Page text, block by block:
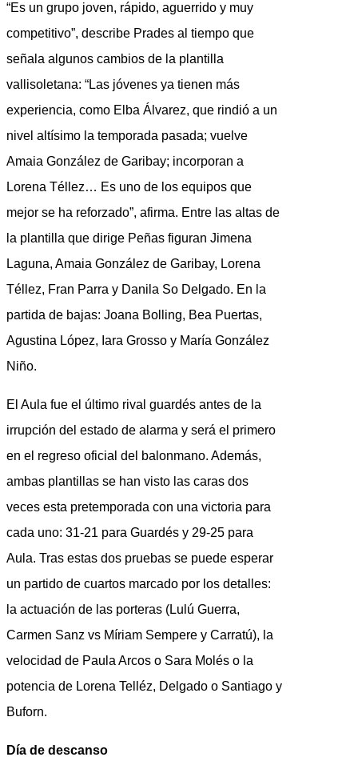
“Es un grupo joven, rápido, aguerrido y muy
competitivo”, describe Prades al tiempo que
señala algunos cambios de la plantilla
vallisoletana: “Las jóvenes ya tienen más
experiencia, como Elba Álvarez, que rindió a un
nivel altísimo la temporada pasada; vuelve
Amaia González de Garibay; incorporan a
Lorena Téllez… Es uno de los equipos que
mejor se ha reforzado”, afirma. Entre las altas de
la plantilla que dirige Peñas figuran Jimena
Laguna, Amaia González de Garibay, Lorena
Téllez, Fran Parra y Danila So Delgado. En la
partida de bajas: Joana Bolling, Bea Puertas,
Agustina López, Iara Grosso y María González
Niño.
El Aula fue el último rival guardés antes de la
irrupción del estado de alarma y será el primero
en el regreso oficial del balonmano. Además,
ambas plantillas se han visto las caras dos
veces esta pretemporada con una victoria para
cada uno: 31-21 para Guardés y 29-25 para
Aula. Tras estas dos pruebas se puede esperar
un partido de cuartos marcado por los detalles:
la actuación de las porteras (Lulú Guerra,
Carmen Sanz vs Míriam Sempere y Carratú), la
velocidad de Paula Arcos o Sara Molés o la
potencia de Lorena Telléz, Delgado o Santiago y
Buforn.
Día de descanso